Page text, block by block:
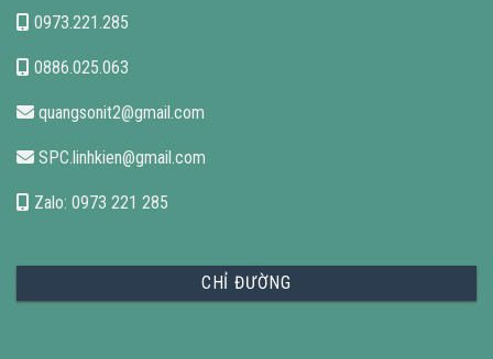
0973.221.285
0886.025.063
quangsonit2@gmail.com
SPC.linhkien@gmail.com
Zalo: 0973 221 285
CHỈ ĐƯỜNG